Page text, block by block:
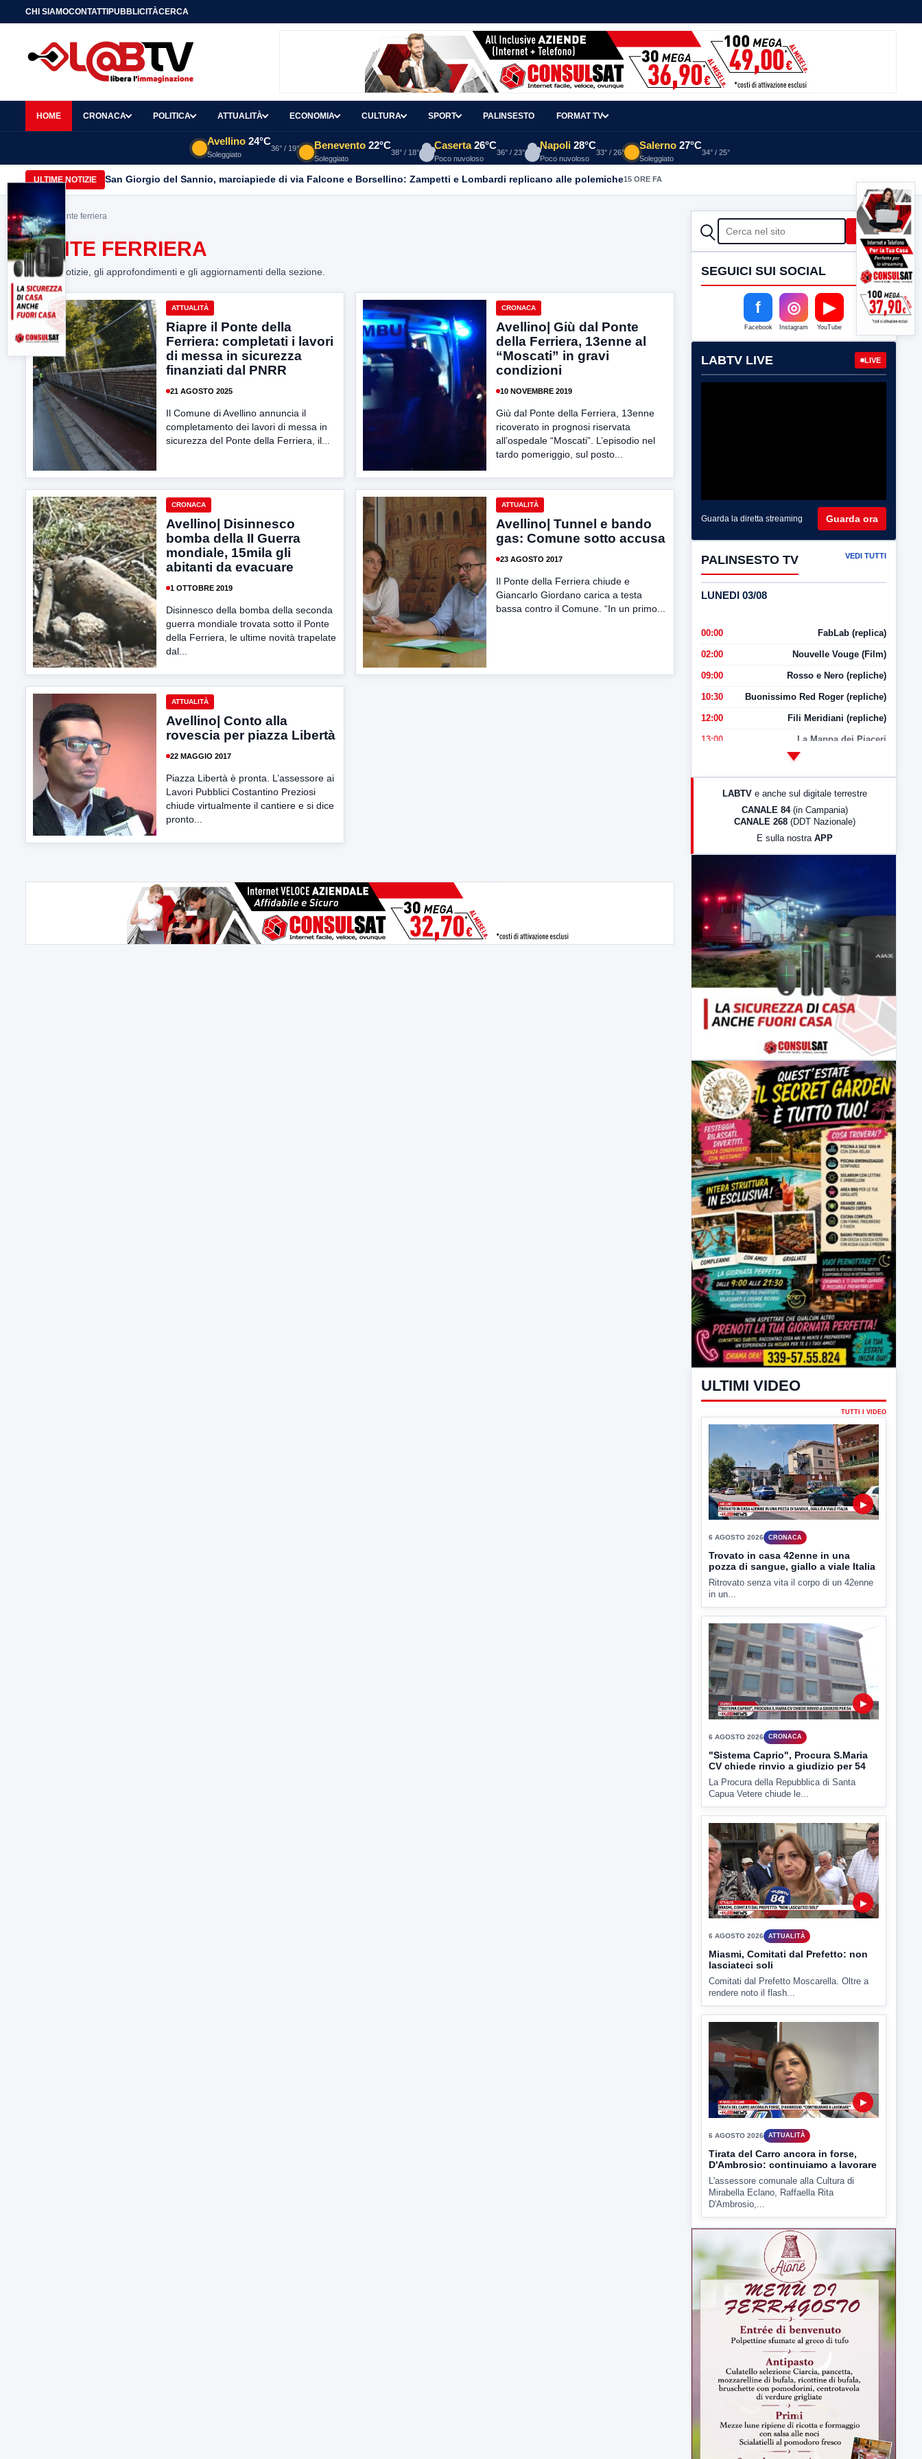
CHI SIAMOCONTATTIPUBBLICITÀCERCA
HOME CRONACA POLITICA ATTUALITÀ ECONOMIA CULTURA SPORT PALINSESTO FORMAT TV
Avellino 24°C
Soleggiato
36° / 19° Benevento 22°C
Soleggiato
38° / 18°
Caserta 26°C
Poco nuvoloso
36° / 23°
Napoli 28°C
Poco nuvoloso
33° / 26°
Salerno 27°C
Soleggiato
34° / 25°
ULTIME NOTIZIE San Giorgio del Sannio, marciapiede di via Falcone e Borsellino: Zampetti e Lombardi replicano alle polemiche15 ORE FA
Home> ponte ferriera
PONTE FERRIERA
Tutte le notizie, gli approfondimenti e gli aggiornamenti della sezione.
ATTUALITÀ
Riapre il Ponte della
Ferriera: completati i lavori
di messa in sicurezza
finanziati dal PNRR
21 AGOSTO 2025
Il Comune di Avellino annuncia il
completamento dei lavori di messa in
sicurezza del Ponte della Ferriera, il...
CRONACA
Avellino| Giù dal Ponte
della Ferriera, 13enne al
“Moscati” in gravi
condizioni
10 NOVEMBRE 2019
Giù dal Ponte della Ferriera, 13enne
ricoverato in prognosi riservata
all’ospedale “Moscati”. L’episodio nel
tardo pomeriggio, sul posto...
CRONACA
Avellino| Disinnesco
bomba della II Guerra
mondiale, 15mila gli
abitanti da evacuare
1 OTTOBRE 2019
Disinnesco della bomba della seconda
guerra mondiale trovata sotto il Ponte
della Ferriera, le ultime novità trapelate
dal...
ATTUALITÀ
Avellino| Tunnel e bando
gas: Comune sotto accusa
23 AGOSTO 2017
Il Ponte della Ferriera chiude e
Giancarlo Giordano carica a testa
bassa contro il Comune. “In un primo...
ATTUALITÀ
Avellino| Conto alla
rovescia per piazza Libertà
22 MAGGIO 2017
Piazza Libertà è pronta. L’assessore ai
Lavori Pubblici Costantino Preziosi
chiude virtualmente il cantiere e si dice
pronto...
CERCA Cerca
SEGUICI SUI SOCIAL
f
Facebook
◎
Instagram
▶
YouTube
LABTV LIVE LIVE
Guarda la diretta streaming Guarda ora
PALINSESTO TV VEDI TUTTI
LUNEDI 03/08
00:00 FabLab (replica)
02:00 Nouvelle Vouge (Film)
09:00 Rosso e Nero (repliche)
10:30 Buonissimo Red Roger (repliche)
12:00 Fili Meridiani (repliche)
13:00 La Mappa dei Piaceri
LabNews (Diretta)
LABTV e anche sul digitale terrestre
CANALE 84 (in Campania)
CANALE 268 (DDT Nazionale)
E sulla nostra APP
ULTIMI VIDEO
6 AGOSTO 2026 CRONACA
Trovato in casa 42enne in una
pozza di sangue, giallo a viale Italia
Ritrovato senza vita il corpo di un 42enne
in un...
▶
6 AGOSTO 2026 CRONACA
"Sistema Caprio", Procura S.Maria
CV chiede rinvio a giudizio per 54
La Procura della Repubblica di Santa
Capua Vetere chiude le...
6 AGOSTO 2026 ATTUALITÀ
Miasmi, Comitati dal Prefetto: non
lasciateci soli
Comitati dal Prefetto Moscarella. Oltre a
rendere noto il flash...
6 AGOSTO 2026 ATTUALITÀ
Tirata del Carro ancora in forse,
D'Ambrosio: continuiamo a lavorare
L'assessore comunale alla Cultura di
Mirabella Eclano, Raffaella Rita
D'Ambrosio,...